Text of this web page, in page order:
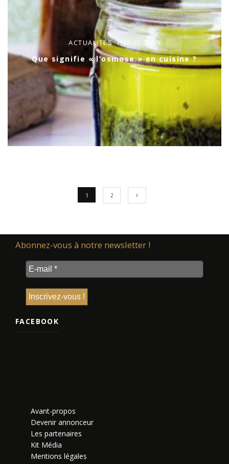
ACTUALITÉS HERVÉ THIS
Que signifie « l’osmose » en cuisine ?
1 2
Abonnez-vous à notre newsletter !
FACEBOOK
Avant-propos
Devenir annonceur
Les partenaires
Kit Média
Mentions légales